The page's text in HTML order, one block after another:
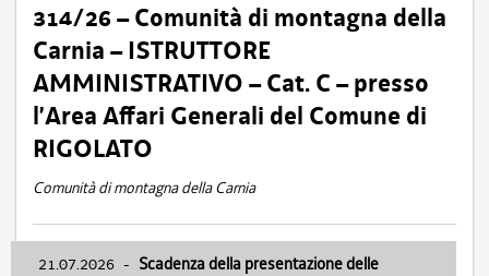
314/26 – Comunità di montagna della
Carnia – ISTRUTTORE
AMMINISTRATIVO – Cat. C – presso
l’Area Affari Generali del Comune di
RIGOLATO
Comunità di montagna della Carnia
21.07.2026 - Scadenza della presentazione delle